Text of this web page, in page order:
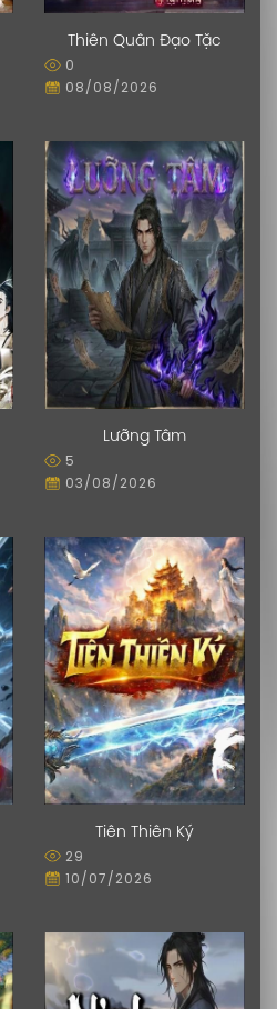
Thiên Quân Đạo Tặc
0
08/08/2026
Lưỡng Tâm
5
03/08/2026
Tiên Thiên Ký
29
10/07/2026